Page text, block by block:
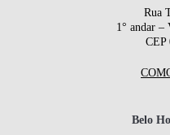
Rua
1° andar
CEP
Belo